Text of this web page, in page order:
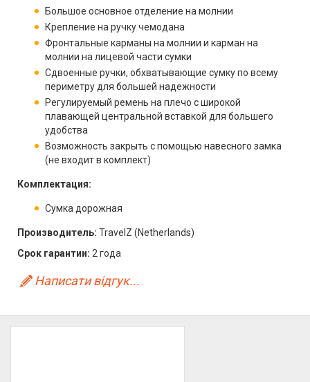
Большое основное отделение на молнии
Крепление на ручку чемодана
Фронтальные карманы на молнии и карман на
молнии на лицевой части сумки
Сдвоенные ручки, обхватывающие сумку по всему
периметру для большей надежности
Регулируемый ремень на плечо с широкой
плавающей центральной вставкой для большего
удобства
Возможность закрыть с помощью навесного замка
(не входит в комплект)
Комплектация:
Сумка дорожная
Производитель: TravelZ (Netherlands)
Срок гарантии: 2 года
Написати відгук...